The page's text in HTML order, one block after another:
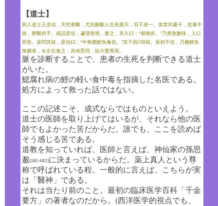
【道士】
荊人道士王彦伯，天性善醫，尤別脈斷人生死壽夭，百不差一。裴胄尚書子，忽暴中
病，衆醫拱手。或説彦伯，遽迎使視。脈之，良久曰：“都無疾。”乃煮散數味，入口
而愈。裴問其状，彦伯曰：“中無腮鯉魚毒也。”其子因得病。裴初不信，乃膾鯉魚
無腮者，令左右食之，其候悉同，始大驚異焉。
脈を診断することで、患者の生死を判断できる道士
がいた。
鰓腐れ病の鯉の軽い食中毒を指摘した名医である。
処方によって救った話ではない。
ここの記述こそ、成式ならではものといえよう。
道士の医師を取り上げてはいるが、それなら他の医
師でもよかった筈だからだ。誰でも、ここを読めば
そう感じる筈である。
道教を知っていれば、医師と言えば、神仙家の孫思
邈[581-682]に決まっているからだ。薬上真人という尊
称で呼ばれている程。一般的に言えば、こちらが実
は「醫神」である。
それは当たり前のこと。最初の臨床医学百科「千金
要方」の著者なのだから。(西洋医学的視点でも、